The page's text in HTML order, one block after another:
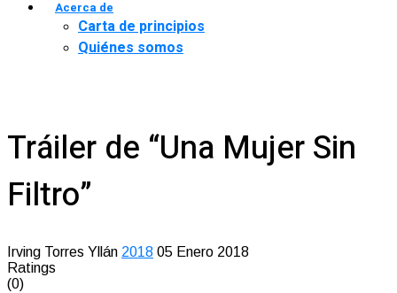
Acerca de
Carta de principios
Quiénes somos
Tráiler de “Una Mujer Sin
Filtro”
Irving Torres Yllán 2018 05 Enero 2018
Ratings
(0)